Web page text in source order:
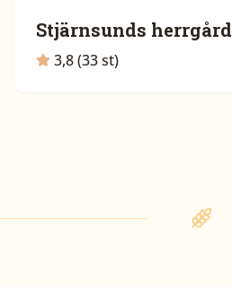
Stjärnsunds herrgård
3,8 (33 st)